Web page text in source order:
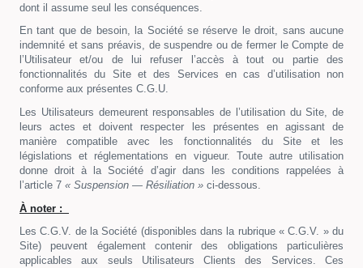
dont il assume seul les conséquences.
En tant que de besoin, la Société se réserve le droit, sans aucune
indemnité et sans préavis, de suspendre ou de fermer le Compte de
l’Utilisateur et/ou de lui refuser l’accès à tout ou partie des
fonctionnalités du Site et des Services en cas d’utilisation non
conforme aux présentes C.G.U.
Les Utilisateurs demeurent responsables de l’utilisation du Site, de
leurs actes et doivent respecter les présentes en agissant de
manière compatible avec les fonctionnalités du Site et les
législations et réglementations en vigueur. Toute autre utilisation
donne droit à la Société d’agir dans les conditions rappelées à
l’article 7 « Suspension — Résiliation » ci-dessous.
À noter :
Les C.G.V. de la Société (disponibles dans la rubrique « C.G.V. » du
Site) peuvent également contenir des obligations particulières
applicables aux seuls Utilisateurs Clients des Services. Ces